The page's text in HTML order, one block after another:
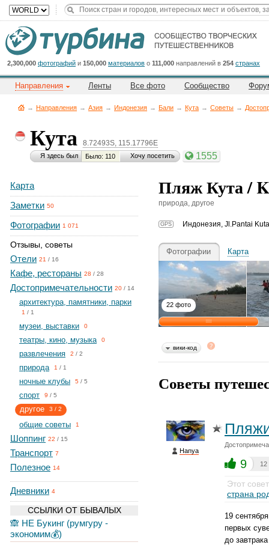
2,300,000 фотографий и 150,000 материалов о 111,000 направлений в 254 странах
Направления Ленты Все фото Сообщество
→ Направления → Азия → Индонезия → Бали → Кута → Советы →
Кута 8.72493S, 115.17796E
Я здесь был Было: 110 Хочу посетить 1555
Карта
Заметки 50
Фотографии 1 071
Отзывы, советы
Отели 21 / 16
Кафе, рестораны 28 / 28
Достопримечательности 20 / 14
архитектура, памятники, парки
1 / 1
музеи, выставки 0
театры, кино, музыка 0
развлечения 2 / 2
природа 1 / 1
ночные клубы 5 / 5
спорт 9 / 5
другое 3 / 2
общие советы 1
Шоппинг 22 / 15
Транспорт 7
Полезное 14
Дневники 4
ССЫЛКИ ОТ БЫВАЛЫХ
🙈 НЕ Букинг (румгуру -
экономим💰)
Пляж Кута /
природа, другое
GPS Индонезия, Jl.Pantai Kuta
Фотографии Карта
22 фото
вики-код
Советы
Hanya
9 12
Этот
страна
19
первых
до
Cейчас
на
сайте:
Title
Button